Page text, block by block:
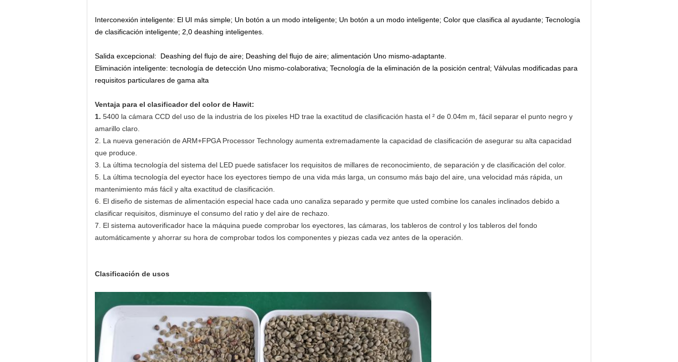
Interconexión inteligente: El UI más simple; Un botón a un modo inteligente; Un botón a un modo inteligente; Color que clasifica al ayudante; Tecnología
de clasificación inteligente; 2,0 deashing inteligentes.
Salida excepcional: Deashing del flujo de aire; Deashing del flujo de aire; alimentación Uno mismo-adaptante.
Eliminación inteligente: tecnología de detección Uno mismo-colaborativa; Tecnología de la eliminación de la posición central; Válvulas modificadas para
requisitos particulares de gama alta
Ventaja para el clasificador del color de Hawit:
1. 5400 la cámara CCD del uso de la industria de los pixeles HD trae la exactitud de clasificación hasta el ² de 0.04m m, fácil separar el punto negro y
amarillo claro.
2. La nueva generación de ARM+FPGA Processor Technology aumenta extremadamente la capacidad de clasificación de asegurar su alta capacidad
que produce.
3. La última tecnología del sistema del LED puede satisfacer los requisitos de millares de reconocimiento, de separación y de clasificación del color.
5. La última tecnología del eyector hace los eyectores tiempo de una vida más larga, un consumo más bajo del aire, una velocidad más rápida, un
mantenimiento más fácil y alta exactitud de clasificación.
6. El diseño de sistemas de alimentación especial hace cada uno canaliza separado y permite que usted combine los canales inclinados debido a
clasificar requisitos, disminuye el consumo del ratio y del aire de rechazo.
7. El sistema autoverificador hace la máquina puede comprobar los eyectores, las cámaras, los tableros de control y los tableros del fondo
automáticamente y ahorrar su hora de comprobar todos los componentes y piezas cada vez antes de la operación.
Clasificación de usos